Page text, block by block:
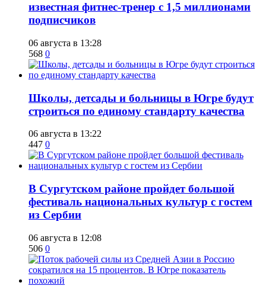
известная фитнес-тренер с 1,5 миллионами
подписчиков
06 августа в 13:28
568 0
Школы, детсады и больницы в Югре будут
строиться по единому стандарту качества
06 августа в 13:22
447 0
В Сургутском районе пройдет большой
фестиваль национальных культур с гостем
из Сербии
06 августа в 12:08
506 0